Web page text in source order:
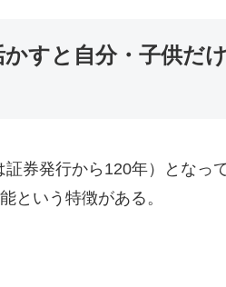
すと自分・子供だ
券発行から120年）となって
という特徴がある。